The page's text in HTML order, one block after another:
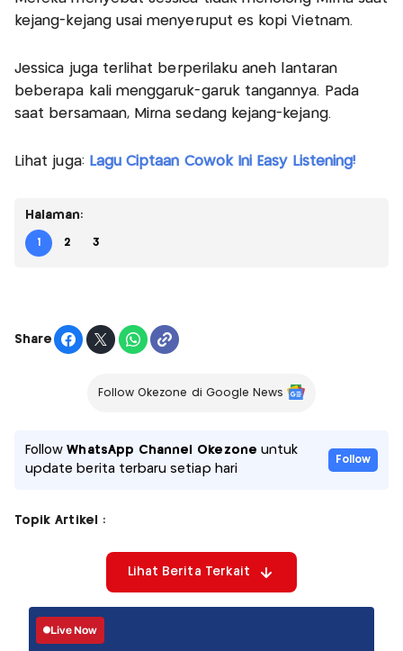
kejang-kejang usai menyeruput es kopi Vietnam.
Jessica juga terlihat berperilaku aneh lantaran
beberapa kali menggaruk-garuk tangannya. Pada
saat bersamaan, Mirna sedang kejang-kejang.
Lihat juga: Lagu Ciptaan Cowok Ini Easy Listening!
Halaman:
1 2 3
Share
Follow Okezone di Google News
FollowWhatsApp Channel Okezone untuk
update berita terbaru setiap hari
Follow
Topik Artikel :
Lihat Berita Terkait
Live Now